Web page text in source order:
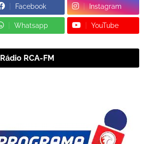
Facebook Instagram
Whatsapp YouTube
Rádio RCA-FM